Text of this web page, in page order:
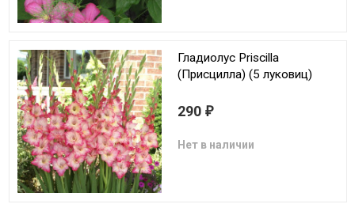
Гладиолус Priscilla
(Присцилла) (5 луковиц)
290 ₽
Нет в наличии